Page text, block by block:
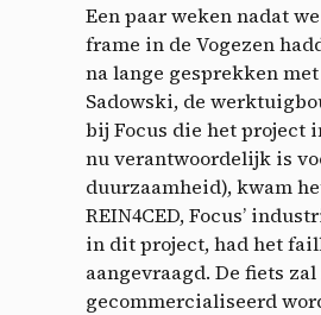
Een paar weken nadat
frame in de Vogezen
na lange gesprekken
Sadowski, de
bij Focus die het project
nu verantwoordelijk is
duurzaamheid), kwam
REIN4CED, Focus’
in dit project, had het
aangevraagd. De fiets
gecommercialiseerd